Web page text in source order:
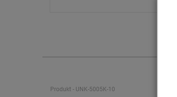
Produkt - UNK-5005K-10